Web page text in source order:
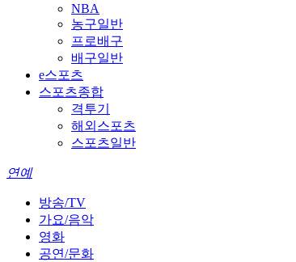
NBA
농구일반
프로배구
배구일반
e스포츠
스포츠종합
격투기
해외스포츠
스포츠일반
연예
방송/TV
가요/음악
영화
공연/문화